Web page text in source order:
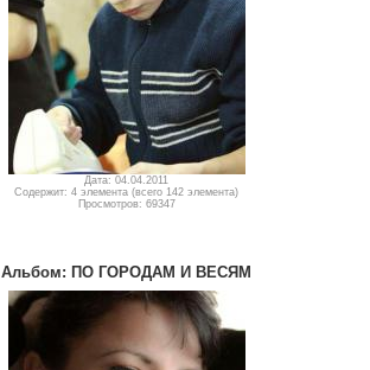
Дата: 04.04.2011
Содержит: 4 элемента (всего 142 элемента)
Просмотров: 69347
Альбом: ПО ГОРОДАМ И ВЕСЯМ